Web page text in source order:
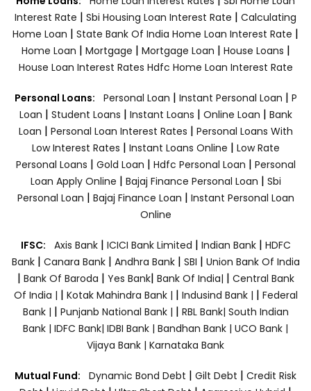
Interest Rate | Sbi Housing Loan Interest Rate | Calculating
Home Loan | State Bank Of India Home Loan Interest Rate |
Home Loan | Mortgage | Mortgage Loan | House Loans |
House Loan Interest Rates Hdfc Home Loan Interest Rate
Personal Loans: Personal Loan | Instant Personal Loan | P
Loan | Student Loans | Instant Loans | Online Loan | Bank
Loan | Personal Loan Interest Rates | Personal Loans With
Low Interest Rates | Instant Loans Online | Low Rate
Personal Loans | Gold Loan | Hdfc Personal Loan | Personal
Loan Apply Online | Bajaj Finance Personal Loan | Sbi
Personal Loan | Bajaj Finance Loan | Instant Personal Loan
Online
IFSC: Axis Bank | ICICI Bank Limited | Indian Bank | HDFC
Bank| Canara Bank | Andhra Bank| SBI | Union Bank Of India
| Bank Of Baroda | Yes Bank| Bank Of India| | Central Bank
Of India | | Kotak Mahindra Bank | | Indusind Bank | | Federal
Bank | | Punjanb National Bank | | RBL Bank| South Indian
Bank | IDFC Bank| IDBI Bank | Bandhan Bank | UCO Bank |
Vijaya Bank | Karnataka Bank
Mutual Fund: Dynamic Bond Debt | Gilt Debt | Credit Risk